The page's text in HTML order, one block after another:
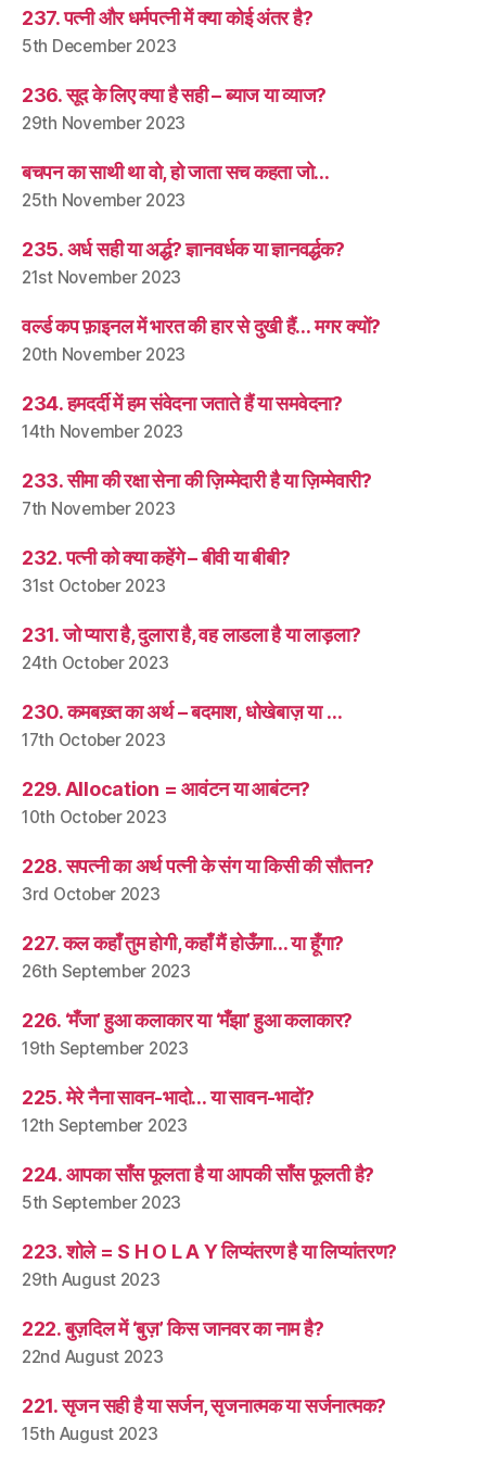
237. पत्नी और धर्मपत्नी में क्या कोई अंतर है?
5th December 2023
236. सूद के लिए क्या है सही – ब्याज या व्याज?
29th November 2023
बचपन का साथी था वो, हो जाता सच कहता जो…
25th November 2023
235. अर्ध सही या अर्द्ध? ज्ञानवर्धक या ज्ञानवर्द्धक?
21st November 2023
वर्ल्ड कप फ़ाइनल में भारत की हार से दुखी हैं… मगर क्यों?
20th November 2023
234. हमदर्दी में हम संवेदना जताते हैं या समवेदना?
14th November 2023
233. सीमा की रक्षा सेना की ज़िम्मेदारी है या ज़िम्मेवारी?
7th November 2023
232. पत्नी को क्या कहेंगे – बीवी या बीबी?
31st October 2023
231. जो प्यारा है, दुलारा है, वह लाडला है या लाड़ला?
24th October 2023
230. कमबख़्त का अर्थ – बदमाश, धोखेबाज़ या …
17th October 2023
229. Allocation = आवंटन या आबंटन?
10th October 2023
228. सपत्नी का अर्थ पत्नी के संग या किसी की सौतन?
3rd October 2023
227. कल कहाँ तुम होगी, कहाँ मैं होऊँगा… या हूँगा?
26th September 2023
226. ‘मँजा’ हुआ कलाकार या ‘मँझा’ हुआ कलाकार?
19th September 2023
225. मेरे नैना सावन-भादो… या सावन-भादों?
12th September 2023
224. आपका साँस फूलता है या आपकी साँस फूलती है?
5th September 2023
223. शोले = S H O L A Y लिप्यंतरण है या लिप्यांतरण?
29th August 2023
222. बुज़दिल में ‘बुज़’ किस जानवर का नाम है?
22nd August 2023
221. सृजन सही है या सर्जन, सृजनात्मक या सर्जनात्मक?
15th August 2023